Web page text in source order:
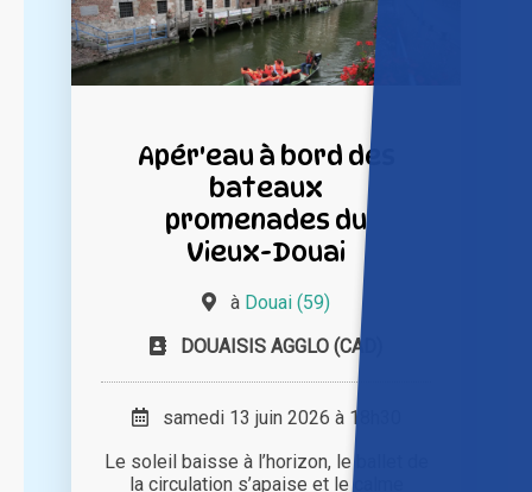
Apér'eau à bord des
bateaux
promenades du
Vieux-Douai
à Douai (59)
DOUAISIS AGGLO (CAD)
samedi 13 juin 2026 à 18h30
Le soleil baisse à l’horizon, le ballet de
la circulation s’apaise et le calme